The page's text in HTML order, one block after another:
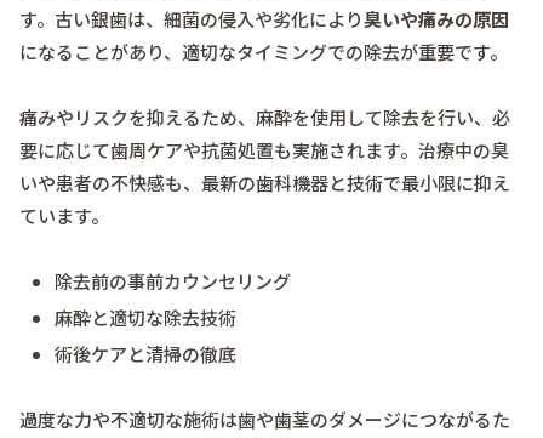
す。古い銀歯は、細菌の侵入や劣化により臭いや痛みの原因
になることがあり、適切なタイミングでの除去が重要です。
痛みやリスクを抑えるため、麻酔を使用して除去を行い、必
要に応じて歯周ケアや抗菌処置も実施されます。治療中の臭
いや患者の不快感も、最新の歯科機器と技術で最小限に抑え
ています。
除去前の事前カウンセリング
麻酔と適切な除去技術
術後ケアと清掃の徹底
過度な力や不適切な施術は歯や歯茎のダメージにつながるた